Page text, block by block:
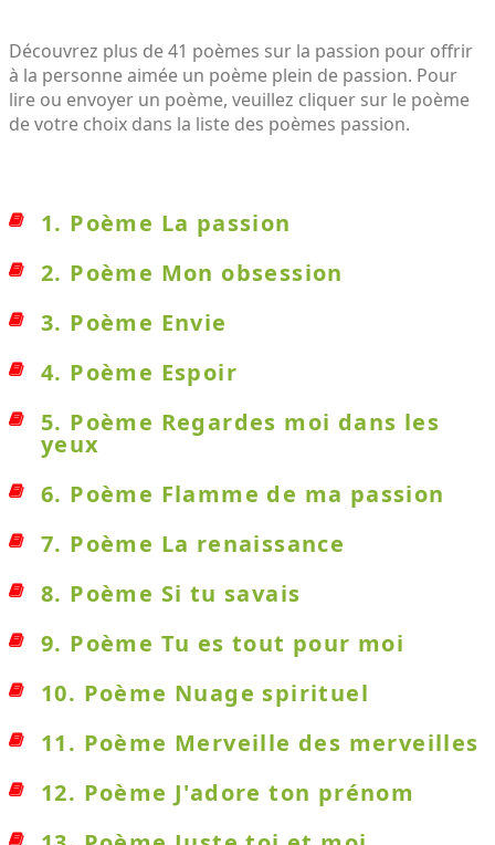
Découvrez plus de 41 poèmes sur la passion pour offrir
à la personne aimée un poème plein de passion. Pour
lire ou envoyer un poème, veuillez cliquer sur le poème
de votre choix dans la liste des poèmes passion.
1. Poème La passion
2. Poème Mon obsession
3. Poème Envie
4. Poème Espoir
5. Poème Regardes moi dans les
yeux
6. Poème Flamme de ma passion
7. Poème La renaissance
8. Poème Si tu savais
9. Poème Tu es tout pour moi
10. Poème Nuage spirituel
11. Poème Merveille des merveilles
12. Poème J'adore ton prénom